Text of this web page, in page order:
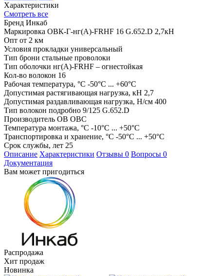
Характеристики
Смотреть все
Бренд Инкаб
Маркировка ОВК-Г-нг(А)-FRHF 16 G.652.D 2,7кН
Опт от 2 км
Условия прокладки универсальный
Тип брони стальные проволоки
Тип оболочки нг(А)-FRHF – огнестойкая
Кол-во волокон 16
Рабочая температура, °С -50°C ... +60°C
Допустимая растягивающая нагрузка, кН 2,7
Допустимая раздавливающая нагрузка, Н/см 400
Тип волокон подробно 9/125 G.652.D
Производитель ОВ ОВС
Температура монтажа, °С -10°C ... +50°C
Транспортировка и хранение, °С -50°C ... +50°C
Срок службы, лет 25
Описание Характеристики Отзывы 0 Вопросы 0
Документация
Вам может пригодиться
Распродажа
Хит продаж
Новинка